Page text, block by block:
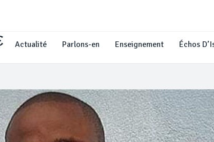
Actualité Parlons-en Enseignement Échos